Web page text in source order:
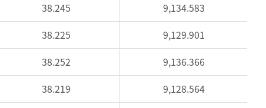
38.245
9,134.583
38.225
9,129.901
38.252
9,136.366
38.219
9,128.564